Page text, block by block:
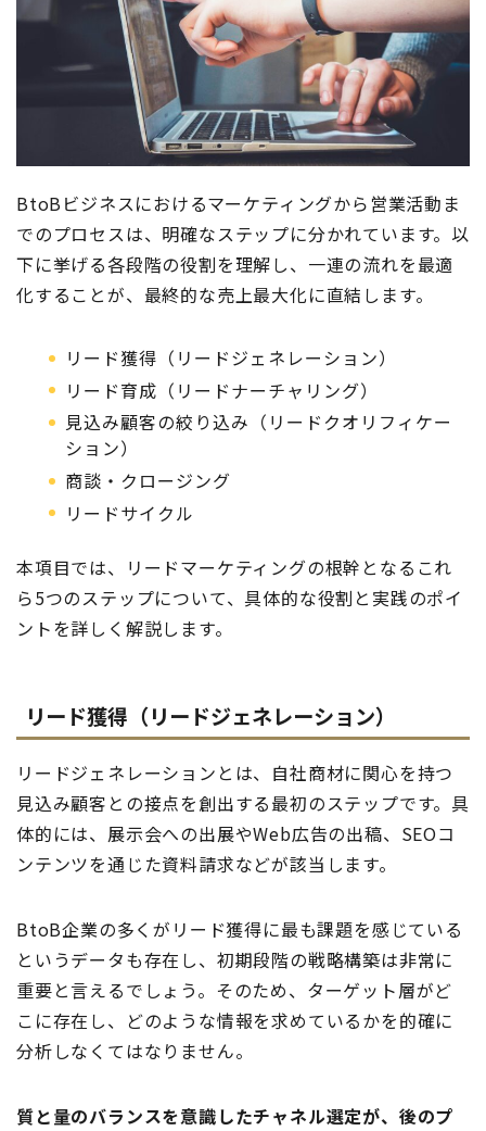
BtoBビジネスにおけるマーケティングから営業活動ま
でのプロセスは、明確なステップに分かれています。以
下に挙げる各段階の役割を理解し、一連の流れを最適
化することが、最終的な売上最大化に直結します。
リード獲得（リードジェネレーション）
リード育成（リードナーチャリング）
見込み顧客の絞り込み（リードクオリフィケー
ション）
商談・クロージング
リードサイクル
本項目では、リードマーケティングの根幹となるこれ
ら5つのステップについて、具体的な役割と実践のポイ
ントを詳しく解説します。
リード獲得（リードジェネレーション）
リードジェネレーションとは、自社商材に関心を持つ
見込み顧客との接点を創出する最初のステップです。具
体的には、展示会への出展やWeb広告の出稿、SEOコ
ンテンツを通じた資料請求などが該当します。
BtoB企業の多くがリード獲得に最も課題を感じている
というデータも存在し、初期段階の戦略構築は非常に
重要と言えるでしょう。そのため、ターゲット層がど
こに存在し、どのような情報を求めているかを的確に
分析しなくてはなりません。
質と量のバランスを意識したチャネル選定が、後のプ